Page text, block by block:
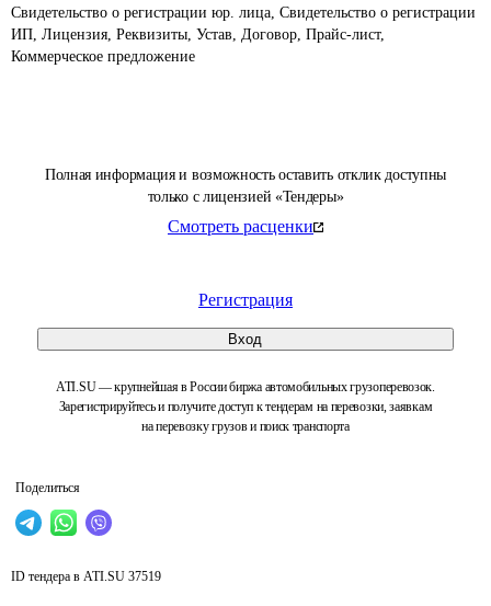
Полная информация и возможность оставить отклик доступны
только с лицензией «Тендеры»
Смотреть расценки
Регистрация
Вход
ATI.SU — крупнейшая в России биржа автомобильных грузоперевозок.
Зарегистрируйтесь и получите доступ к тендерам на перевозки, заявкам
на перевозку грузов и поиск транспорта
Поделиться
Свидетельство о регистрации юр. лица, Свидетельство о регистрации
ИП, Лицензия, Реквизиты, Устав, Договор, Прайс-лист,
Коммерческое предложение
ID тендера в ATI.SU 37519